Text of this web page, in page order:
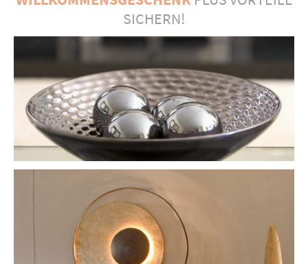
SICHERN!